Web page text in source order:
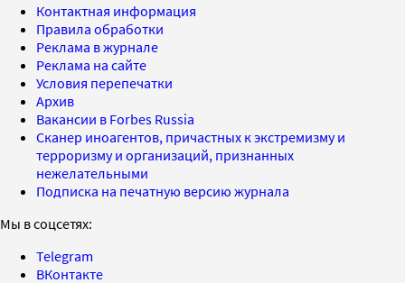
Контактная информация
Правила обработки
Реклама в журнале
Реклама на сайте
Условия перепечатки
Архив
Вакансии в Forbes Russia
Сканер иноагентов, причастных к экстремизму и
терроризму и организаций, признанных
нежелательными
Подписка на печатную версию журнала
Мы в соцсетях:
Telegram
ВКонтакте